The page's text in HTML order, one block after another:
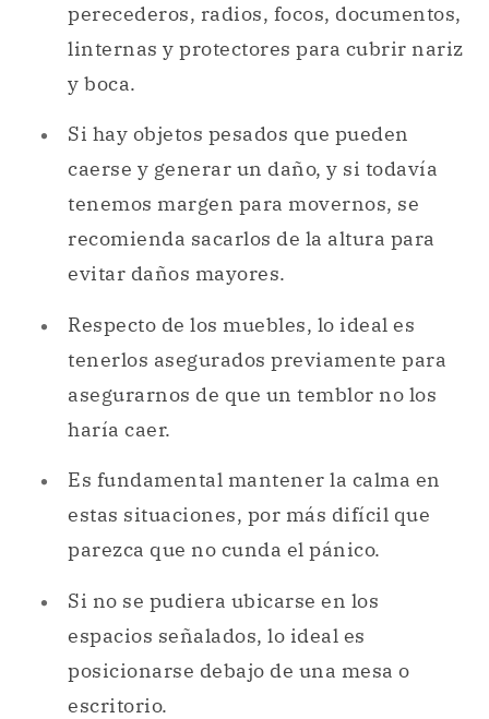
perecederos, radios, focos, documentos,
linternas y protectores para cubrir nariz
y boca.
Si hay objetos pesados que pueden
caerse y generar un daño, y si todavía
tenemos margen para movernos, se
recomienda sacarlos de la altura para
evitar daños mayores.
Respecto de los muebles, lo ideal es
tenerlos asegurados previamente para
asegurarnos de que un temblor no los
haría caer.
Es fundamental mantener la calma en
estas situaciones, por más difícil que
parezca que no cunda el pánico.
Si no se pudiera ubicarse en los
espacios señalados, lo ideal es
posicionarse debajo de una mesa o
escritorio.